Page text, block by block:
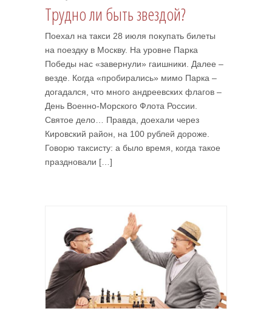
Трудно ли быть звездой?
Поехал на такси 28 июля покупать билеты
на поездку в Москву. На уровне Парка
Победы нас «завернули» гаишники. Далее –
везде. Когда «пробирались» мимо Парка –
догадался, что много андреевских флагов –
День Военно-Морского Флота России.
Святое дело… Правда, доехали через
Кировский район, на 100 рублей дороже.
Говорю таксисту: а было время, когда такое
праздновали […]